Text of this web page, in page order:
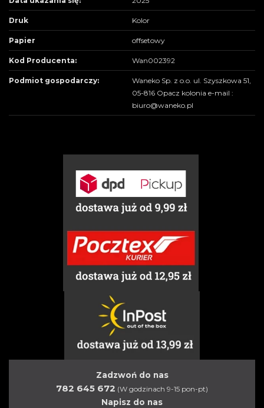
Druk Kolor
Papier offsetowy
Kod Producenta: Wan002392
Podmiot gospodarczy:
Waneko Sp. z o.o. ul. Szyszkowa 51,
05-816 Opacz kolonia e-mail :
biuro@waneko.pl
Zadzwoń do nas
782 645 672 (W godzinach 9-15 pon-pt)
Napisz do nas